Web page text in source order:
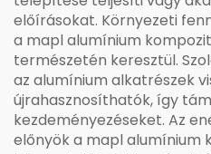
előírásokat. Környezeti
a mapl alumínium
természetén keresztül.
az alumínium alkatrészek
újrahasznosíthatók, így
kezdeményezéseket. Az
előnyök a mapl alumínium